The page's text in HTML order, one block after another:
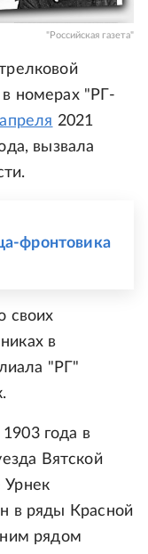
"Российская газета"
номерах "РГ-
2021
вызвала
фронтовика
своих
в
"РГ"
года в
Вятской
Урнек
в ряды Красной
рядом